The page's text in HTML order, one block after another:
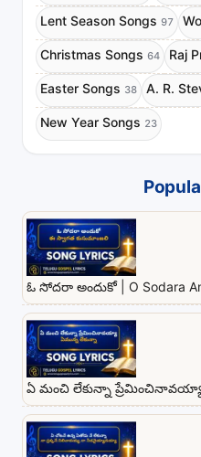
Lent Season Songs 97
Christmas Songs 64 Raj
Easter Songs 38 A. R.
New Year Songs 23
ఓ సోదరా అందుకో | O Sodara
ఏ మంచి లేకున్నా ప్రేమించినావయ్యా |